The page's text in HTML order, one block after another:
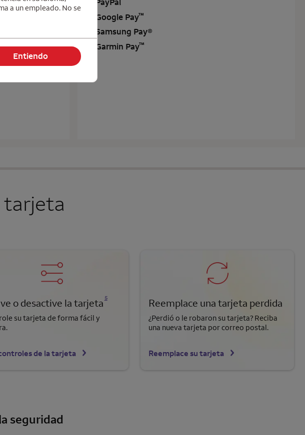
Google Pay™
Samsung Pay®
Garmin Pay™
o desactive la tarjeta 5
su tarjeta de forma fácil y
de la tarjeta
Reemplace una tarjeta perdida
¿Perdió o le robaron su tarjeta? Reciba
una nueva tarjeta por correo postal.
Reemplace su tarjeta
seguridad
a un empleado. No se
Entiendo